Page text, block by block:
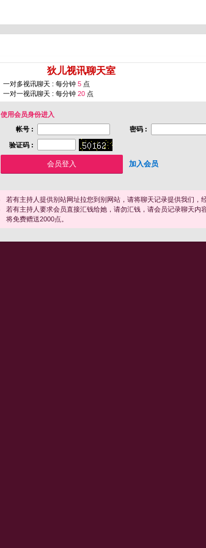
狄儿视讯聊天室
一对多视讯聊天 : 每分钟 5 点
一对一视讯聊天 : 每分钟 20 点
使用会员身份进入
帐号 :
密码 :
验证码 :
加入会员
若有主持人提供别站网址拉您到别网站，请将聊天记录提供我们，
若有主持人要求会员直接汇钱给她，请勿汇钱，请会员记录聊天
将免费赠送2000点。